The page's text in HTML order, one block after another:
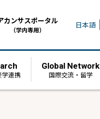
カンサスポータル
（学内専用） 日本語
連携
Global Network
国際交流・留学